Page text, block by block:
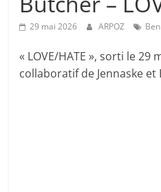
29 mai 2026 ARPOZ
« LOVE/HATE », sorti le 29
collaboratif de Jennaske et